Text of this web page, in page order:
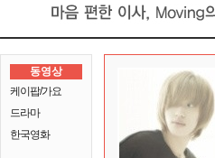
동영상
케이팝/가요
드라마
한국영화